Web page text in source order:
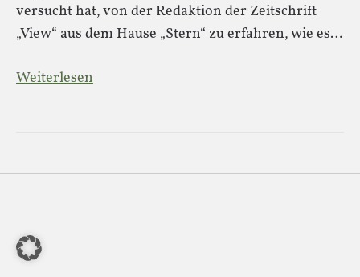
versucht hat, von der Redaktion der Zeitschrift
„View“ aus dem Hause „Stern“ zu erfahren, wie es…
Weiterlesen